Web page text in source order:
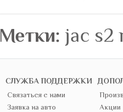
Метки: jac s2
СЛУЖБА ПОДДЕРЖКИ
Связаться с нами
Заявка на авто
Акции